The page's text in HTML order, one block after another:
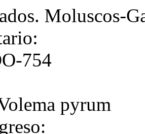
Moluscos-
754
pyrum